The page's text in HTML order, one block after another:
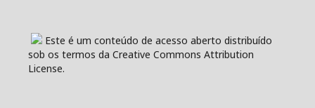
Este é um conteúdo de acesso aberto distribuído
sob os termos da Creative Commons Attribution
License.